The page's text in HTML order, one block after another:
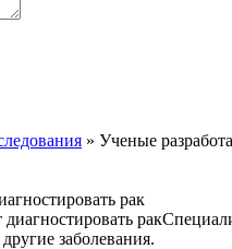
» Ученые
рак
заболевания.